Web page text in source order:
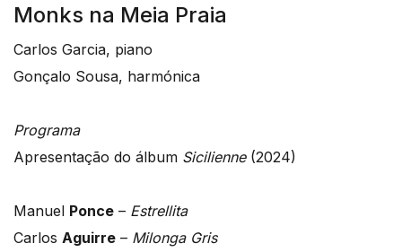
Monks na Meia Praia
Carlos Garcia, piano
Gonçalo Sousa, harmónica
Programa
Apresentação do álbum Sicilienne(2024)
Manuel Ponce – Estrellita
Carlos Aguirre – Milonga Gris